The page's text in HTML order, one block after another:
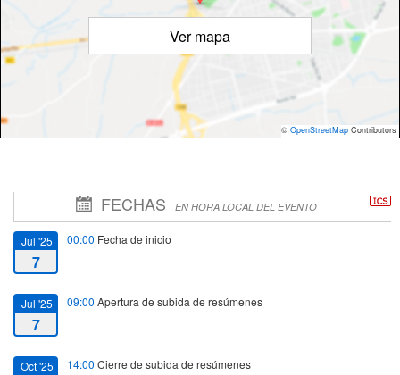
Ver mapa
© OpenStreetMap Contributors
FECHAS EN HORA LOCAL DEL EVENTO
Jul '25
7
00:00 Fecha de inicio
Jul '25
7
09:00 Apertura de subida de resúmenes
Oct '25 14:00 Cierre de subida de resúmenes